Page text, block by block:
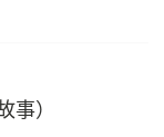
事）